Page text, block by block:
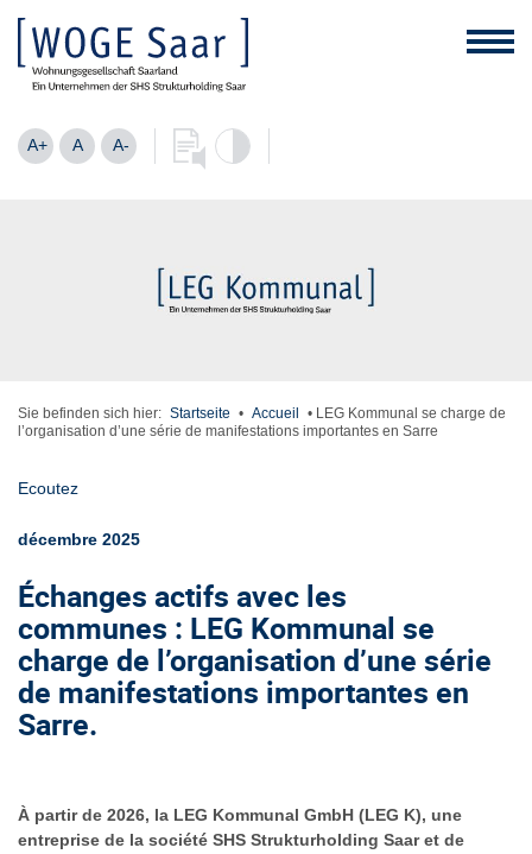
A+ A A-
Sie befinden sich hier: Startseite • Accueil • LEG Kommunal se charge de
l’organisation d’une série de manifestations importantes en Sarre
Ecoutez
décembre 2025
Échanges actifs avec les
communes : LEG Kommunal se
charge de l’organisation d’une série
de manifestations importantes en
Sarre.
À partir de 2026, la LEG Kommunal GmbH (LEG K), une
entreprise de la société SHS Strukturholding Saar et de